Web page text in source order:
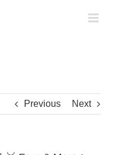
Previous Next